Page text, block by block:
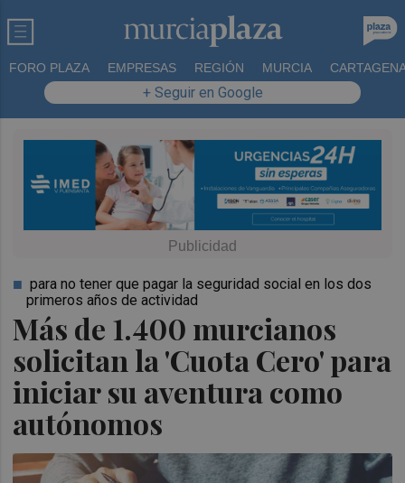
FORO PLAZA EMPRESAS REGIÓN MURCIA
+ Seguir en Google
Más de 1.400 murcianos
solicitan la 'Cuota Cero' para
iniciar su aventura como
autónomos
para no tener que pagar la seguridad social en los dos
primeros años de actividad